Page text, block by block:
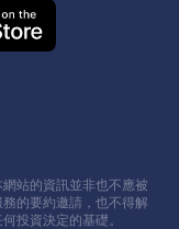
站的資訊並非也不應被
的要約邀請，也不得解
投資決定的基礎。